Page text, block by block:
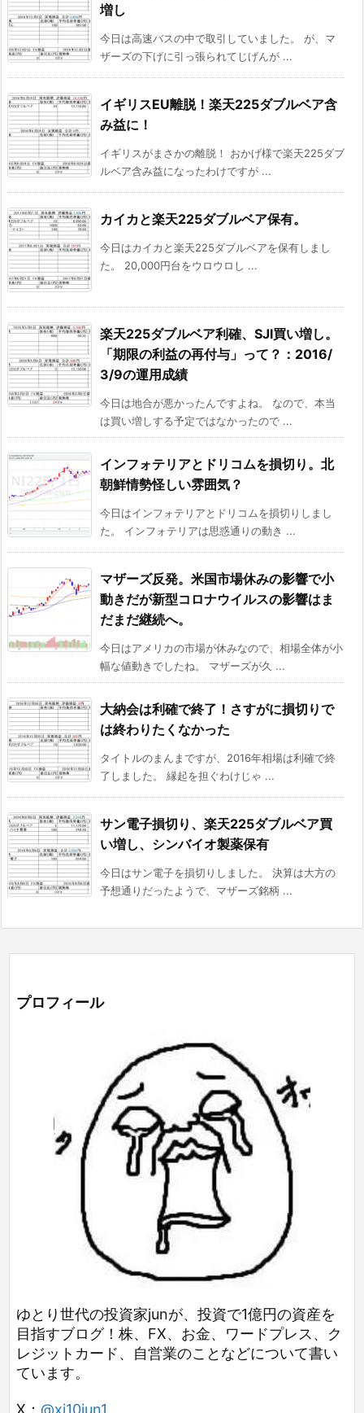
増し
今日は高速バスの中で取引していました。 が、マ
ザーズの下げに引っ張られてじげんが ...
イギリスEU離脱！楽天225ダブルベア含
み益に！
イギリスがまさかの離脱！ おかげ様で楽天225ダブ
ルベア含み益になったわけですが ...
カイカと楽天225ダブルベア保有。
今日はカイカと楽天225ダブルベアを保有しまし
た。 20,000円台をウロウロし ...
楽天225ダブルベア利確、SJI買い増し。
「期限の利益の再付与」って？：2016/
3/9の運用成績
今日は地合が悪かったんですよね。 なので、本当
は買い増しする予定ではなかったので ...
インフォテリアとドリコムを損切り。北
朝鮮情勢怪しい雰囲気？
今日はインフォテリアとドリコムを損切りしまし
た。 インフォテリアは思惑通りの動き ...
マザーズ反発。米国市場休みの影響で小
動きだが新型コロナウイルスの影響はま
だまだ継続へ。
今日はアメリカの市場が休みなので、相場全体が小
幅な値動きでしたね。 マザーズが久 ...
大納会は利確で終了！さすがに損切りで
は終わりたくなかった
タイトルのまんまですが、2016年相場は利確で終
了しました。 縁起を担ぐわけじゃ ...
サン電子損切り、楽天225ダブルベア買
い増し、シンバイオ製薬保有
今日はサン電子を損切りしました。 決算は大方の
予想通りだったようで、マザーズ銘柄 ...
プロフィール
ゆとり世代の投資家junが、投資で1億円の資産を
目指すブログ！株、FX、お金、ワードプレス、ク
レジットカード、自営業のことなどについて書い
ています。
X： @xi10jun1